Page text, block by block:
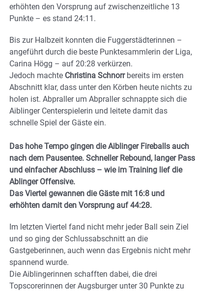
erhöhten den Vorsprung auf zwischenzeitliche 13
Punkte – es stand 24:11.
Bis zur Halbzeit konnten die Fuggerstädterinnen –
angeführt durch die beste Punktesammlerin der Liga,
Carina Högg – auf 20:28 verkürzen.
Jedoch machte Christina Schnorrbereits im ersten
Abschnitt klar, dass unter den Körben heute nichts zu
holen ist. Abpraller um Abpraller schnappte sich die
Aiblinger Centerspielerin und leitete damit das
schnelle Spiel der Gäste ein.
Das hohe Tempo gingen die Aiblinger Fireballs auch
nach dem Pausentee. Schneller Rebound, langer Pass
und einfacher Abschluss – wie im Training lief die
Ablinger Offensive.
Das Viertel gewannen die Gäste mit 16:8 und
erhöhten damit den Vorsprung auf 44:28.
Im letzten Viertel fand nicht mehr jeder Ball sein Ziel
und so ging der Schlussabschnitt an die
Gastgeberinnen, auch wenn das Ergebnis nicht mehr
spannend wurde.
Die Aiblingerinnen schafften dabei, die drei
Topscorerinnen der Augsburger unter 30 Punkte zu